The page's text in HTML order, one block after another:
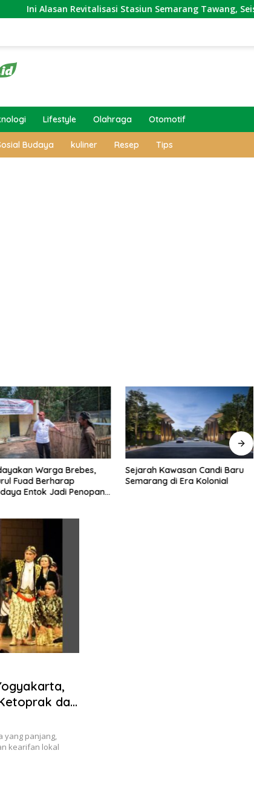
Revitalisasi Stasiun Semarang Tawang, Seistimewa Apa?
Lifestyle Olahraga Otomotif
Budaya kuliner Resep Tips
Warga Brebes,
Fuad Berharap
Entok Jadi Penopang
Sejarah Kawasan Candi Baru
Semarang di Era Kolonial
dan
yang panjang,
kearifan lokal